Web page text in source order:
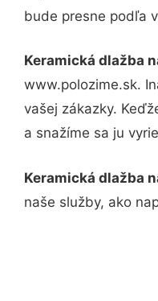
bude presne podľa
Keramická dlažba
www.polozime.sk.
vašej zákazky.
a snažíme sa ju
Keramická dlažba
naše služby, ako